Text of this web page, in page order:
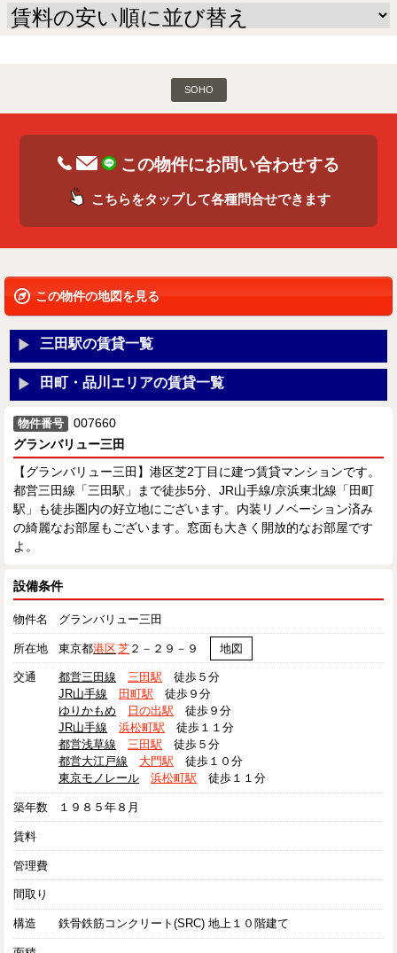
SOHO
この物件にお問い合わせする
こちらをタップして各種問合せできます
この物件の地図を見る
三田駅の賃貸一覧
田町・品川エリアの賃貸一覧
物件番号
007660
グランバリュー三田
【グランバリュー三田】港区芝2丁目に建つ賃貸マンションです。
都営三田線「三田駅」まで徒歩5分、JR山手線/京浜東北線「田町
駅」も徒歩圏内の好立地にございます。内装リノベーション済み
の綺麗なお部屋もございます。窓面も大きく開放的なお部屋です
よ。
設備条件
物件名 グランバリュー三田
所在地 東京都港区芝 ２－２９－９ 地図
交通 都営三田線 三田駅 徒歩５分
JR山手線
田町駅 徒歩９分
ゆりかもめ
日の出駅 徒歩９分
JR山手線
浜松町駅 徒歩１１分
都営浅草線
三田駅 徒歩５分
都営大江戸線
大門駅 徒歩１０分
東京モノレール
浜松町駅 徒歩１１分
築年数 １９８５年８月
賃料
管理費
間取り
構造 鉄骨鉄筋コンクリート(SRC) 地上１０階建て